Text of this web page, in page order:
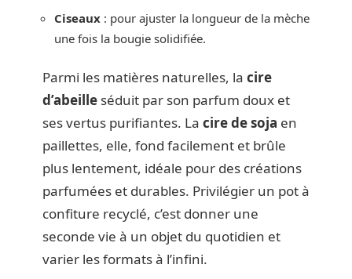
Ciseaux : pour ajuster la longueur de la mèche
une fois la bougie solidifiée.
Parmi les matières naturelles, la cire
d’abeille séduit par son parfum doux et
ses vertus purifiantes. La cire de soja en
paillettes, elle, fond facilement et brûle
plus lentement, idéale pour des créations
parfumées et durables. Privilégier un pot à
confiture recyclé, c’est donner une
seconde vie à un objet du quotidien et
varier les formats à l’infini.